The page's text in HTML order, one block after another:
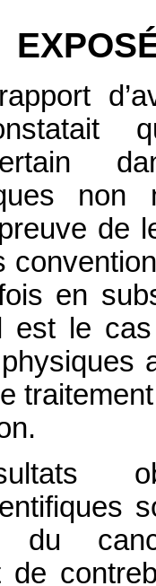
non
de
en
est le
physiques
du
de